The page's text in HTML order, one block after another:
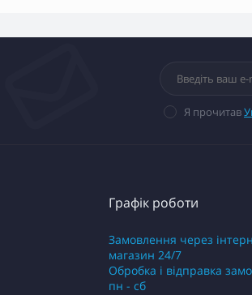
Я прочитав
Графік роботи
Замовлення через
магазин 24/7
Обробка і відправка
пн - сб